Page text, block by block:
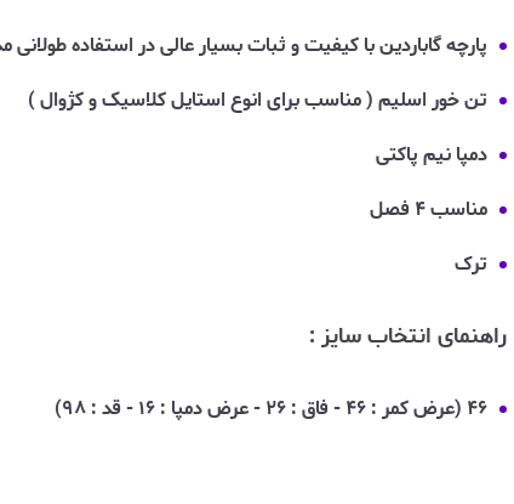
پارچه گاباردین با کیفیت و ثبات بسیار عالی در استفاده
تن خور اسلیم ( مناسب برای انوع استایل کلاسیک و کژوال )
دمپا نیم پاکتی
مناسب ۴ فصل
ترک
راهنمای انتخاب سایز :
۴۶ (عرض کمر : ۴۶ - فاق : ۲۶ - عرض دمپا : ۱۶ - قد : ۹۸)